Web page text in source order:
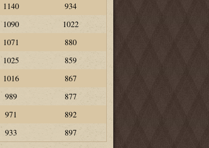
1140
934
1090
1022
1071
880
1025
859
1016
867
989
877
971
892
933 897